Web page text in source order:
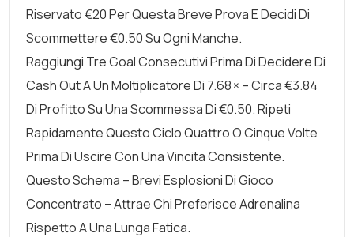
Riservato €20 Per Questa Breve Prova E Decidi Di
Scommettere €0.50 Su Ogni Manche.
Raggiungi Tre Goal Consecutivi Prima Di Decidere Di
Cash Out A Un Moltiplicatore Di 7.68 × – Circa €3.84
Di Profitto Su Una Scommessa Di €0.50. Ripeti
Rapidamente Questo Ciclo Quattro O Cinque Volte
Prima Di Uscire Con Una Vincita Consistente.
Questo Schema – Brevi Esplosioni Di Gioco
Concentrato – Attrae Chi Preferisce Adrenalina
Rispetto A Una Lunga Fatica.